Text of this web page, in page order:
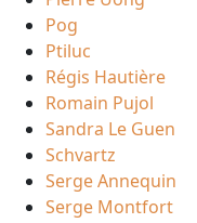
Pog
Ptiluc
Régis Hautière
Romain Pujol
Sandra Le Guen
Schvartz
Serge Annequin
Serge Montfort